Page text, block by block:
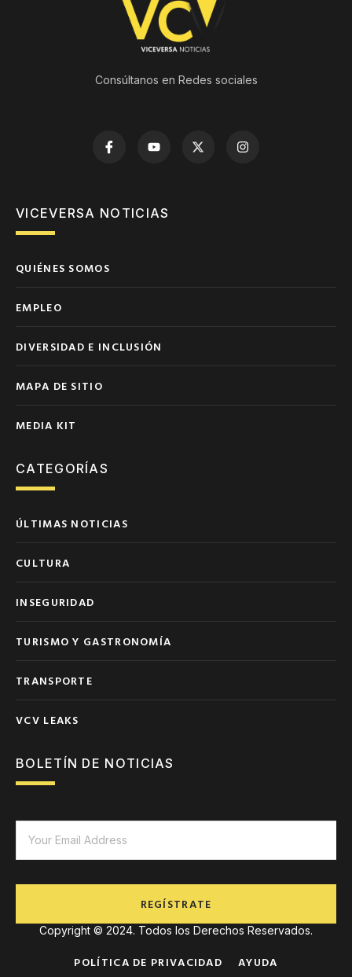
Consúltanos en Redes sociales
VICEVERSA NOTICIAS
QUIÉNES SOMOS
EMPLEO
DIVERSIDAD E INCLUSIÓN
MAPA DE SITIO
MEDIA KIT
CATEGORÍAS
ÚLTIMAS NOTICIAS
CULTURA
INSEGURIDAD
TURISMO Y GASTRONOMÍA
TRANSPORTE
VCV LEAKS
BOLETÍN DE NOTICIAS
REGÍSTRATE
Copyright © 2024. Todos los Derechos Reservados.
POLÍTICA DE PRIVACIDAD AYUDA